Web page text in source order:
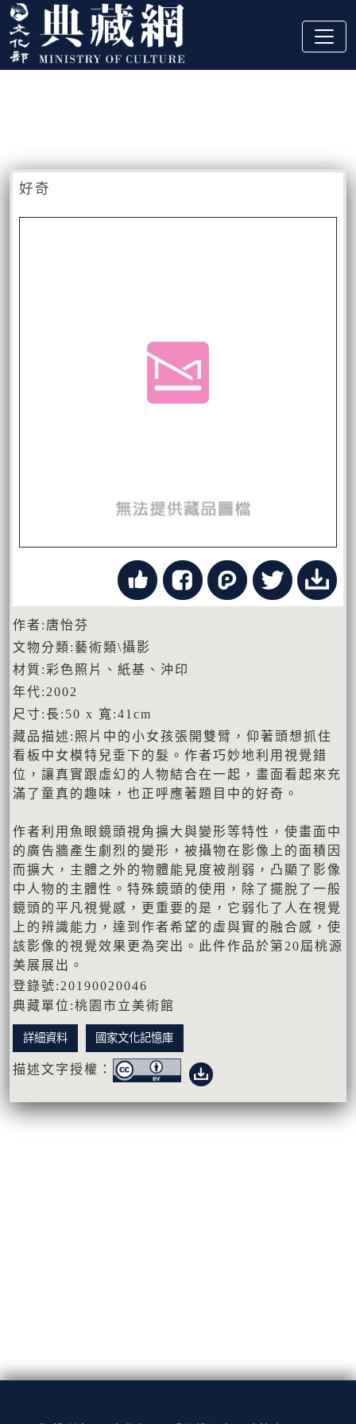
跳到主要內容
:::
好奇
作者:唐怡芬
文物分類:藝術類\攝影
材質:彩色照片、紙基、沖印
年代:2002
尺寸:長:50 x 寬:41cm
藏品描述:照片中的小女孩張開雙臂，仰著頭想抓住
看板中女模特兒垂下的髮。作者巧妙地利用視覺錯
位，讓真實跟虛幻的人物結合在一起，畫面看起來充
滿了童真的趣味，也正呼應著題目中的好奇。
作者利用魚眼鏡頭視角擴大與變形等特性，使畫面中
的廣告牆產生劇烈的變形，被攝物在影像上的面積因
而擴大，主體之外的物體能見度被削弱，凸顯了影像
中人物的主體性。特殊鏡頭的使用，除了擺脫了一般
鏡頭的平凡視覺感，更重要的是，它弱化了人在視覺
上的辨識能力，達到作者希望的虛與實的融合感，使
該影像的視覺效果更為突出。此件作品於第20屆桃源
美展展出。
登錄號:20190020046
典藏單位:桃園市立美術館
詳細資料 國家文化記憶庫
描述文字授權：